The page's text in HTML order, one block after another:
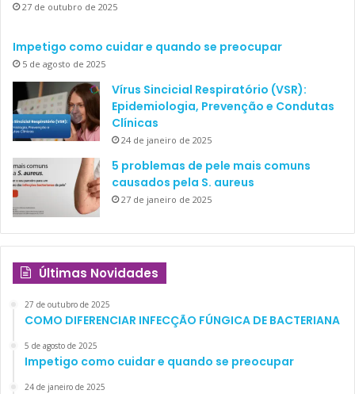
27 de outubro de 2025
Impetigo como cuidar e quando se preocupar
5 de agosto de 2025
Vírus Sincicial Respiratório (VSR):
Epidemiologia, Prevenção e Condutas
Clínicas
24 de janeiro de 2025
5 problemas de pele mais comuns
causados pela S. aureus
27 de janeiro de 2025
Últimas Novidades
27 de outubro de 2025
COMO DIFERENCIAR INFECÇÃO FÚNGICA DE BACTERIANA
5 de agosto de 2025
Impetigo como cuidar e quando se preocupar
24 de janeiro de 2025